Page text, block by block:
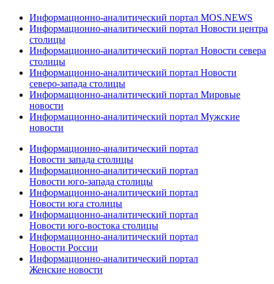
Информационно-аналитический портал MOS.NEWS
Информационно-аналитический портал Новости центра
столицы
Информационно-аналитический портал Новости севера
столицы
Информационно-аналитический портал Новости
северо-запада столицы
Информационно-аналитический портал Мировые
новости
Информационно-аналитический портал Мужские
новости
Информационно-аналитический портал
Новости запада столицы
Информационно-аналитический портал
Новости юго-запада столицы
Информационно-аналитический портал
Новости юга столицы
Информационно-аналитический портал
Новости юго-востока столицы
Информационно-аналитический портал
Новости России
Информационно-аналитический портал
Женские новости